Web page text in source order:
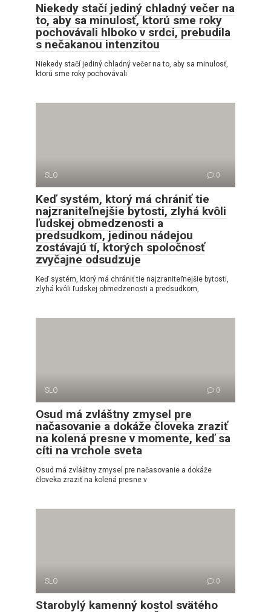
Niekedy stačí jediný chladný večer na
to, aby sa minulosť, ktorú sme roky
pochovávali hlboko v srdci, prebudila
s nečakanou intenzitou
Niekedy stačí jediný chladný večer na to, aby sa minulosť,
ktorú sme roky pochovávali
SLO 0
Keď systém, ktorý má chrániť tie
najzraniteľnejšie bytosti, zlyhá kvôli
ľudskej obmedzenosti a
predsudkom, jedinou nádejou
zostávajú tí, ktorých spoločnosť
zvyčajne odsudzuje
Keď systém, ktorý má chrániť tie najzraniteľnejšie bytosti,
zlyhá kvôli ľudskej obmedzenosti a predsudkom,
SLO 0
Osud má zvláštny zmysel pre
načasovanie a dokáže človeka zraziť
na kolená presne v momente, keď sa
cíti na vrchole sveta
Osud má zvláštny zmysel pre načasovanie a dokáže
človeka zraziť na kolená presne v
SLO 0
Starobylý kamenný kostol svätého